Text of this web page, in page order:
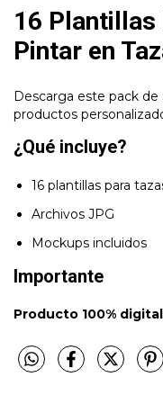
16
Pintar en
Descarga este pack de
productos
¿Qué incluye?
16 plantillas para
Archivos JPG
Mockups incluidos
Importante
Producto 100%